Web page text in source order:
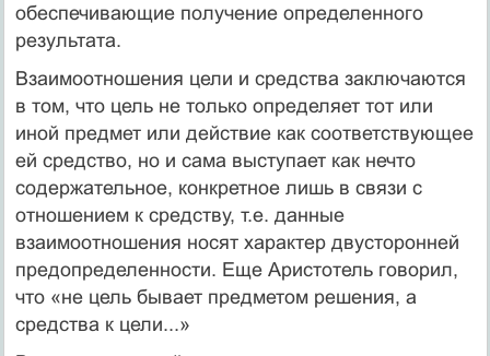
обеспечивающие получение определенного
результата.
Взаимоотношения цели и средства заключаются
в том, что цель не только определяет тот или
иной предмет или действие как соответствующее
ей средство, но и сама выступает как нечто
содержательное, конкретное лишь в связи с
отношением к сред­ству, т.е. данные
взаимоотношения носят характер двусторонней
предопределенности. Еще Аристотель говорил,
что «не цель бы­вает предметом решения, а
средства к цели...»